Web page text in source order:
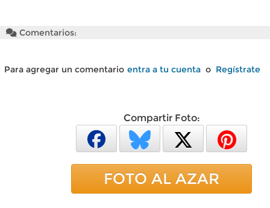
Comentarios:
Para agregar un comentario entra a tu cuenta o Regístrate
Compartir Foto:
FOTO AL AZAR